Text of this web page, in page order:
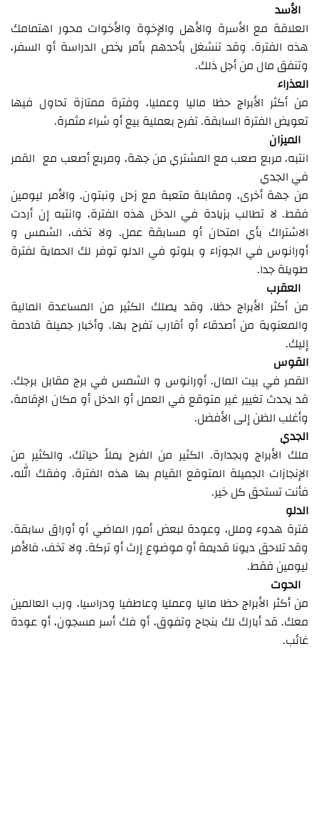
الأسد
العلاقة مع الأسرة والأهل والإخوة والأخوات محور اهتمامك
هذه الفترة. وقد تنشغل بأحدهم بأمر يخص الدراسة أو السفر،
وتنفق مال من أجل ذلك.
العذراء
من أكثر الأبراج حظا ماليا وعمليا، وفترة ممتازة تحاول فيها
تعويض الفترة السابقة. تفرح بعملية بيع أو شراء مثمرة.
الميزان
انتبه، مربع صعب مع المشتري من جهة، ومربع أصعب مع القمر
في الجدي
من جهة أخرى، ومقابلة متعبة مع زحل ونبتون. والأمر ليومين
فقط. لا تطالب بزيادة في الدخل هذه الفترة، وانتبه إن أردت
الاشتراك بأي امتحان أو مسابقة عمل. ولا تخف، الشمس و
أورانوس في الجوزاء و بلوتو في الدلو توفر لك الحماية لفترة
طويلة جدا.
العقرب
من أكثر الأبراج حظا، وقد يصلك الكثير من المساعدة المالية
والمعنوية من أصدقاء أو أقارب تفرح بها. وأخبار جميلة قادمة
إليك.
القوس
القمر في بيت المال. أورانوس و الشمس في برج مقابل برجك.
قد يحدث تغيير غير متوقع في العمل أو الدخل أو مكان الإقامة،
وأغلب الظن إلى الأفضل.
الجدي
ملك الأبراج وبجدارة. الكثير من الفرح يملأ حياتك، والكثير من
الإنجازات الجميلة المتوقع القيام بها هذه الفترة. وفقك الله،
فأنت تستحق كل خير.
الدلو
فترة هدوء وملل، وعودة لبعض أمور الماضي أو أوراق سابقة.
وقد تلاحق ديونا قديمة أو موضوع إرث أو تركة. ولا تخف، فالأمر
ليومين فقط.
الحوت
من أكثر الأبراج حظا ماليا وعمليا وعاطفيا ودراسيا، ورب العالمين
معك. قد أبارك لك بنجاح وتفوق، أو فك أسر مسجون، أو عودة
غائب.